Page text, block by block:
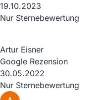
19.10.2023
Nur Sternebewertung
Artur Eisner
Google Rezension
30.05.2022
Nur Sternebewertung